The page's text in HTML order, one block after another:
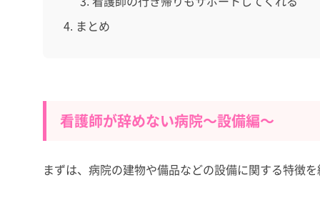
まとめ
看護師が辞めない病院～設備編～
まずは、病院の建物や備品などの設備に関する特徴を